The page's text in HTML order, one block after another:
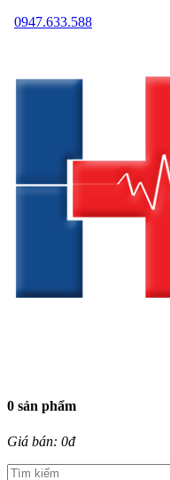
0947.633.588
0 sản phẩm
Giá bán: 0đ